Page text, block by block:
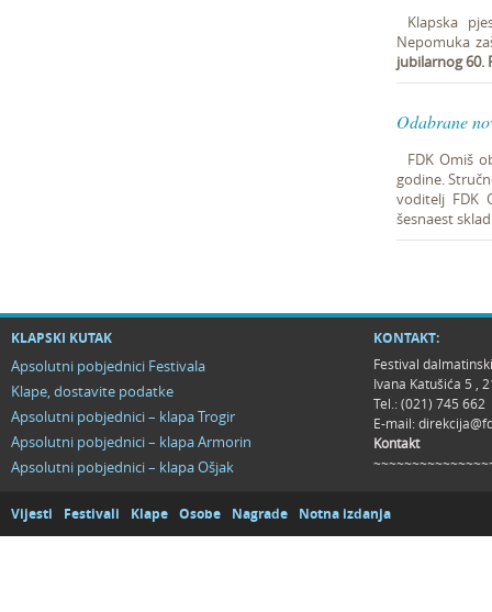
Klapska
Nepomuka
jubilarnog 60.
Odabrane
FDK Omiš
godine.
voditelj FDK
šesnaest
KLAPSKI KUTAK
Apsolutni pobjednici Festivala
Klape, dostavite podatke
Apsolutni pobjednici – klapa Trogir
Apsolutni pobjednici – klapa Armorin
Apsolutni pobjednici – klapa Ošjak
KONTAKT:
Festival
Ivana Katušića 5 ,
Tel.: (021) 745 662
E-mail:
Kontakt
Vijesti Festivali Klape Osobe Nagrade Notna izdanja